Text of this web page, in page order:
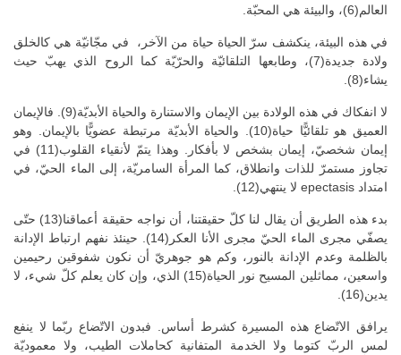
العالم(6)، والبيئة هي المحبّة.
في هذه البيئة، ينكشف سرّ الحياة حياة من الآخر، في مجّانيّة هي كالخلق
ولادة جديدة(7)، وطابعها التلقائيّة والحرّيّة كما الروح الذي يهبّ حيث
يشاء(8).
لا انفكاك في هذه الولادة بين الإيمان والاستنارة والحياة الأبديّة(9). فالإيمان
العميق هو تلقائيًّا حياة(10). والحياة الأبديّة مرتبطة عضويًّا بالإيمان. وهو
إيمان شخصيّ، إيمان بشخص لا بأفكار. وهذا يتمّ لأنقياء القلوب(11) في
تجاوز مستمرّ للذات وانطلاق، كما المرأة السامريّة، إلى الماء الحيّ، في
امتداد epectasis لا ينتهي(12).
بدء هذه الطريق أن يقال لنا كلّ حقيقتنا، أن نواجه حقيقة أعماقنا(13) حتّى
يصفّي مجرى الماء الحيّ مجرى الأنا العكر(14). حينئذ نفهم ارتباط الإدانة
بالظلمة وعدم الإدانة بالنور، وكم هو جوهريّ أن نكون شفوقين رحيمين
واسعين، مماثلين المسيح نور الحياة(15) الذي، وإن كان يعلم كلّ شيء، لا
يدين(16).
يرافق الاتّضاع هذه المسيرة كشرط أساس. فبدون الاتّضاع ربّما لا ينفع
لمس الربّ كتوما ولا الخدمة المتفانية كحاملات الطيب، ولا معموديّة